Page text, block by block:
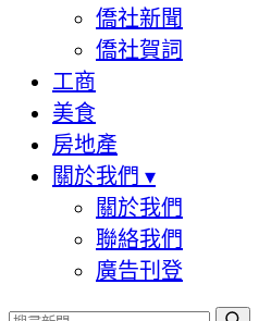
僑社新聞
僑社賀詞
工商
美食
房地產
關於我們 ▾
關於我們
聯絡我們
廣告刊登